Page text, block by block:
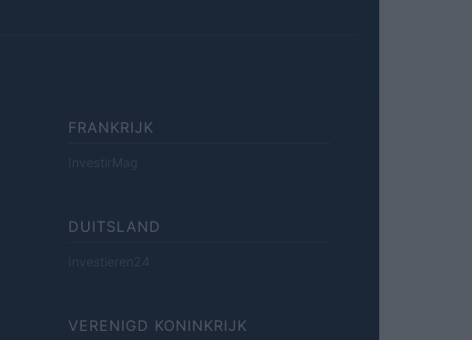
FRANKRIJK
InvestirMag
DUITSLAND
Investieren24
VERENIGD KONINKRIJK